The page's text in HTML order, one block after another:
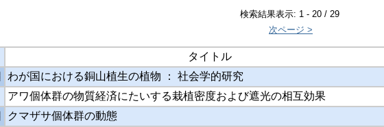
検索結果表示: 1 - 20 / 29
次ページ >
タイトル
わが国における銅山植生の植物 ： 社会学的研究
アワ個体群の物質経済にたいする栽植密度および遮光の相互効果
クマザサ個体群の動態